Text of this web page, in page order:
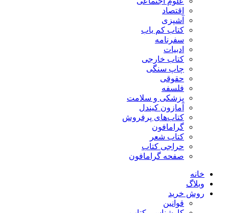
اقتصاد
آشپزی
کتاب کم یاب
سفرنامه
ادبیات
کتاب خارجی
چاپ سنگی
حقوقی
فلسفه
پزشکی و سلامت
آمازون کیندل
کتاب‌های پرفروش
گرامافون
کتاب شعر
حراجی کتاب
صفحه گرامافون
خانه
وبلاگ
روش خرید
قوانین